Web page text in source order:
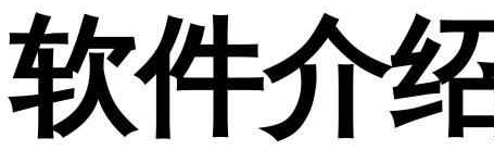
软件介